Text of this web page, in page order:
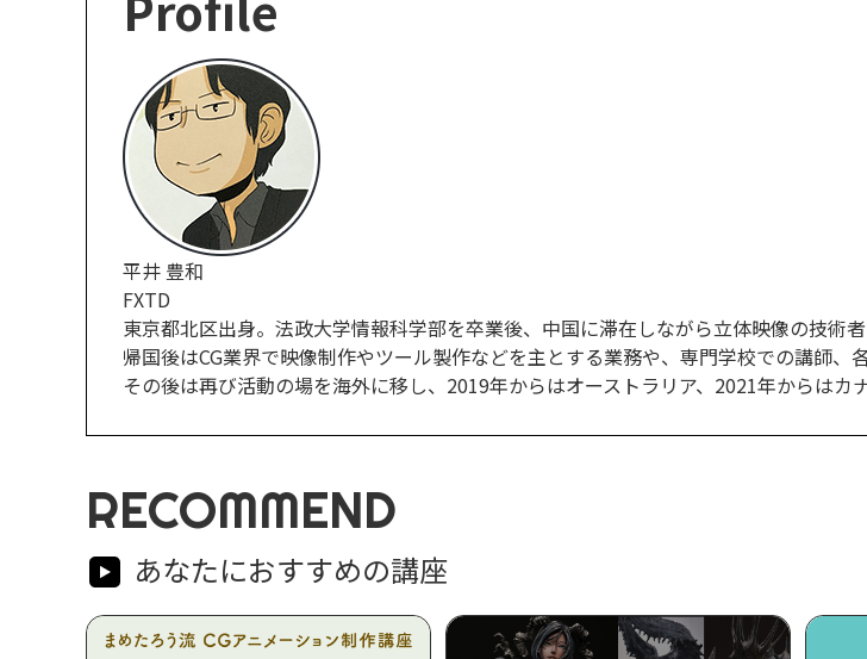
平井 豊和
FXTD
東京都北区出身。法政大学情報科学部を卒業後、中国に滞在しながら立体映像の技術者
帰国後はCG業界で映像制作やツール製作などを主とする業務や、専門学校での講師、
その後は再び活動の場を海外に移し、2019年からはオーストラリア、2021年からはカ
RECOMMEND
あなたにおすすめの講座